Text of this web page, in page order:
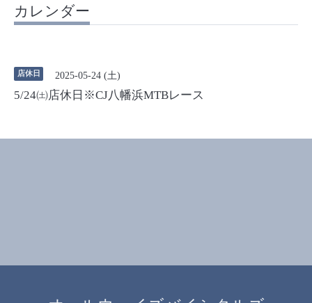
カレンダー
店休日 2025-05-24 (土)
5/24㈯店休日※CJ八幡浜MTBレース